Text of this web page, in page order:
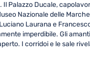
Il Palazzo Ducale,
Nazionale delle
Laurana e
imperdibile. Gli
I corridoi e le sale